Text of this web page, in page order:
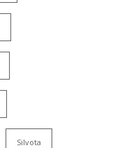
Silvota